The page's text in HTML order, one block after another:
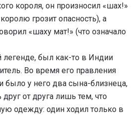
короля, он произносил «шах!»
грозит опасность), а
«шаху мат!» (что означало
легенде, был как-то в Индии
Во время его правления
было у него два сына-близнеца,
от друга лишь тем, что
одежду: один ходил только в